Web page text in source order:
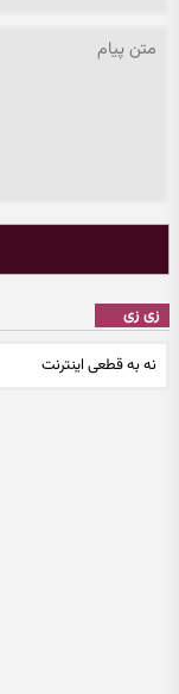
زی زی
نه به قطعی اینترنت